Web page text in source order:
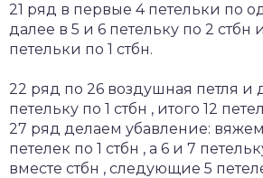
21 ряд в первые 4 петельки по
далее в 5 и 6 петельку по 2 стбн
петельки по 1 стбн.
22 ряд по 26 воздушная петля и
петельку по 1 стбн , итого 12
27 ряд делаем убавление:
петелек по 1 стбн , а 6 и 7
вместе стбн , следующие 5